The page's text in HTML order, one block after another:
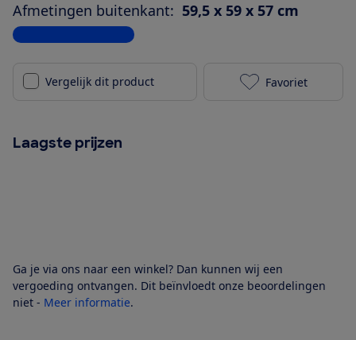
Afmetingen buitenkant: 59,5 x 59 x 57 cm
Bekijk alle specificaties
Vergelijk dit product Inventum
Favoriet
Laagste prijzen
Ga je via ons naar een winkel? Dan kunnen wij een
vergoeding ontvangen. Dit beïnvloedt onze beoordelingen
niet - Meer informatie.